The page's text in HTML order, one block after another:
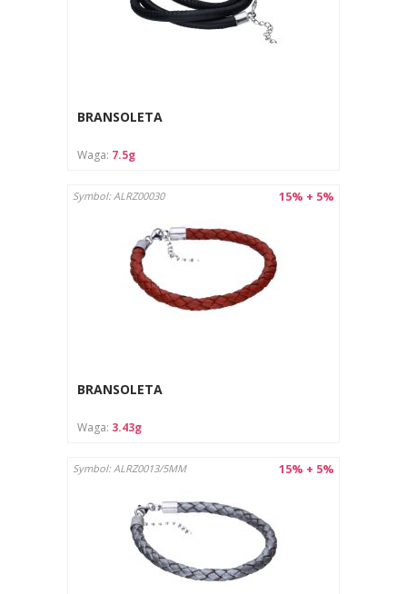
BRANSOLETA
Waga: 7.5g
15% + 5%
Symbol: ALRZ00030
BRANSOLETA
Waga: 3.43g
15% + 5%
Symbol: ALRZ0013/5MM